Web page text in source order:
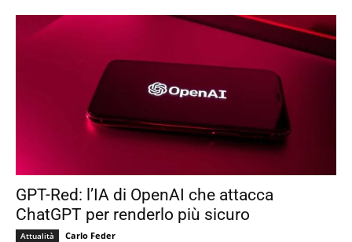
GPT-Red: l’IA di OpenAI che attacca
ChatGPT per renderlo più sicuro
Attualità Carlo Feder